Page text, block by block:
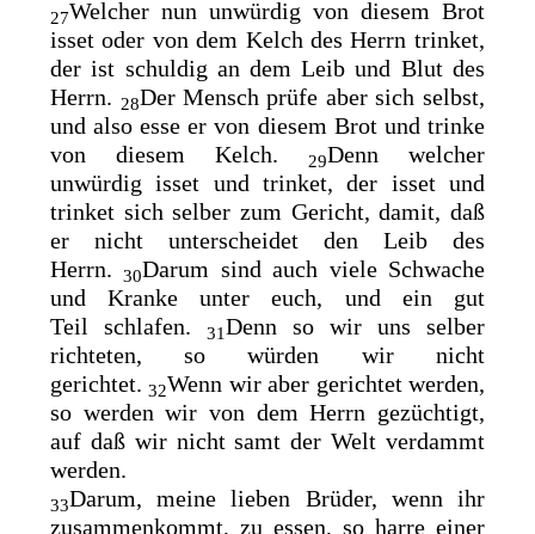
27Welcher nun unwürdig von diesem Brot
isset oder von dem Kelch des Herrn trinket,
der ist schuldig an dem Leib und Blut des
Herrn. 28Der Menschprüfe aber sich selbst,
und also esse er von diesem Brot und trinke
von diesem Kelch.
29Denn welcher
unwürdig isset und trinket, der isset und
trinket sich selber zum Gericht, damit, daß
er nicht unterscheidet den Leib des
Herrn.
30Darum sind auch viele Schwache
und Kranke unter euch, und ein gut
Teilschlafen. 31Denn so wir uns selber
richteten, so würden wir nicht
gerichtet. 32Wenn wir aber gerichtet werden,
so werden wir von dem Herrn gezüchtigt,
auf daß wir nicht samt der Welt verdammt
werden.
33Darum, meine lieben Brüder, wenn ihr
zusammenkommt, zu essen, so harre einer